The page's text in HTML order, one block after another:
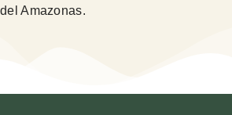
del Amazonas.